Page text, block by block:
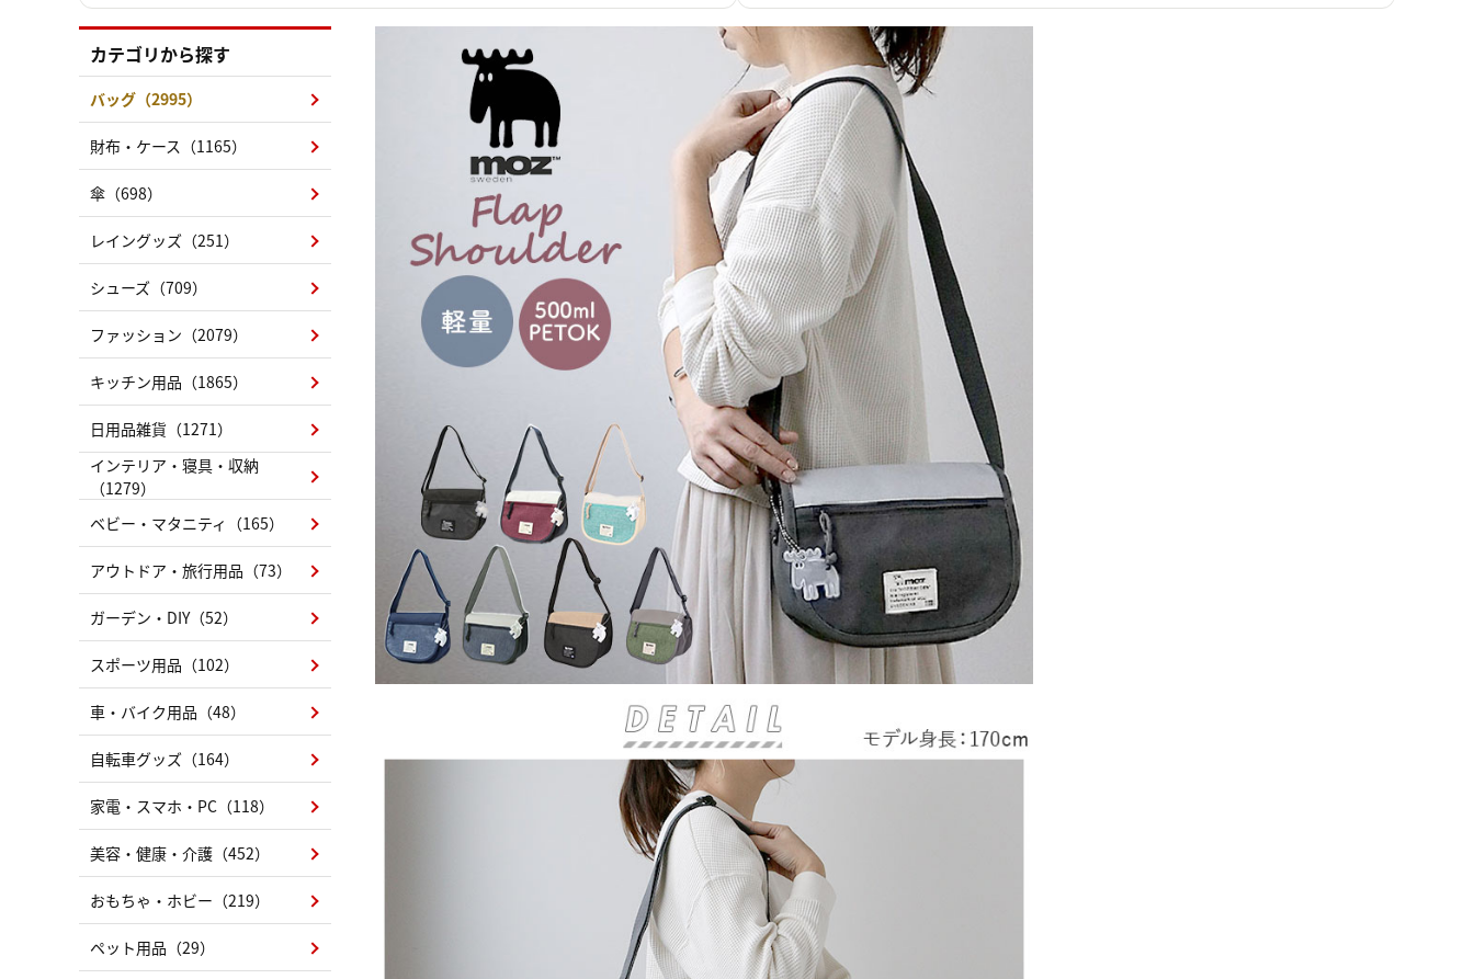
カテゴリから探す
バッグ（2995）
財布・ケース（1165）
傘（698）
レイングッズ（251）
シューズ（709）
ファッション（2079）
キッチン用品（1865）
日用品雑貨（1271）
インテリア・寝具・収納
（1279）
ベビー・マタニティ（165）
アウトドア・旅行用品（73）
ガーデン・DIY（52）
スポーツ用品（102）
車・バイク用品（48）
自転車グッズ（164）
家電・スマホ・PC（118）
美容・健康・介護（452）
おもちゃ・ホビー（219）
ペット用品（29）